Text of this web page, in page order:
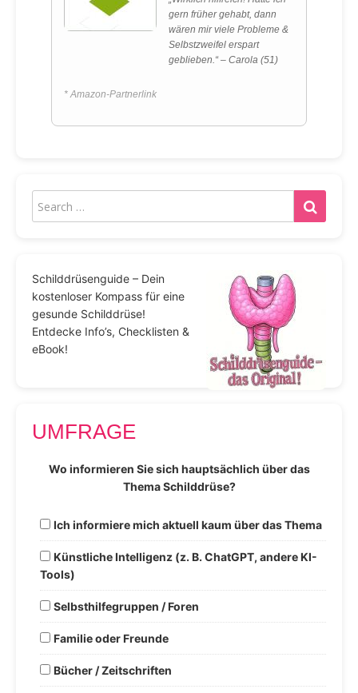
gern früher gehabt, dann
wären mir viele Probleme &
Selbstzweifel erspart
geblieben.“ – Carola (51)
* Amazon-Partnerlink
Schilddrüsenguide – Dein
kostenloser Kompass für eine
gesunde Schilddrüse!
Entdecke Info’s, Checklisten &
eBook!
UMFRAGE
Wo informieren Sie sich hauptsächlich über das
Thema Schilddrüse?
Ich informiere mich aktuell kaum über das Thema
Künstliche Intelligenz (z. B. ChatGPT, andere KI-
Tools)
Selbsthilfegruppen / Foren
Familie oder Freunde
Bücher / Zeitschriften